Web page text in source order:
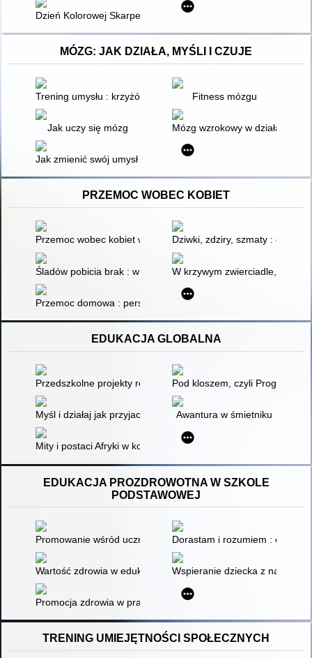
Dzień Kolorowej Skarpetki
MÓZG: JAK DZIAŁA, MYŚLI I CZUJE
Trening umysłu : krzyżówki i łamigłówki ćwiczące mózg
Fitness mózgu
Jak uczy się mózg Mózg wzrokowy w działaniu
Jak zmienić swój umysł : czego nowe badania nad
PRZEMOC WOBEC KOBIET
Przemoc wobec kobiet w Polsce : aspektyDziwki, zdziry, szmaty :
Śladów pobicia brak : w pułapce przemocy domowej / Rachel
W krzywym zwierciadle, czyli
Przemoc domowa : perspektywa psychologii społecznej
EDUKACJA GLOBALNA
Przedszkolne projekty recyklingowe : materiały dla
Pod kloszem, czyli Prognoza
Myśl i działaj jak przyjaciel ZiemiAwantura w śmietniku
Mity i postaci Afryki w komiksie. Cz. 4
EDUKACJA PROZDROWOTNA W SZKOLE
PODSTAWOWEJ
Promowanie wśród uczniów bezpiecznej aktywności fizycznej
Dorastam i rozumiem :
Wartość zdrowia w edukacji wczesnoszkolnejWspieranie dziecka z nadwagą
Promocja zdrowia w praktyce
TRENING UMIEJĘTNOŚCI SPOŁECZNYCH